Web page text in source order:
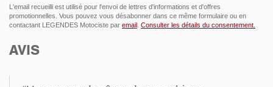
L'email recueilli est utilisé pour l'envoi de lettres d'informations et d'offres
promotionnelles. Vous pouvez vous désabonner dans ce même formulaire ou en
contactant LEGENDES Motociste par email Consulter les détails du consentement.
AVIS